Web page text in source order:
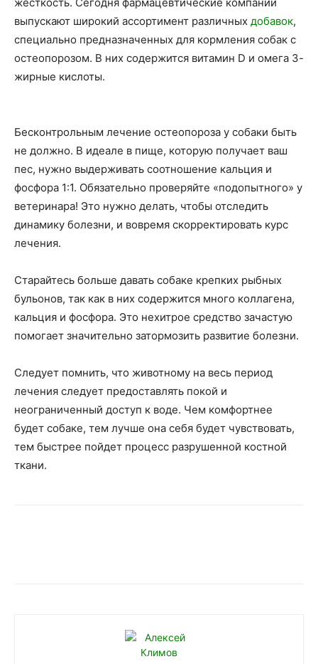
выпускают широкий ассортимент различных добавок,
специально предназначенных для кормления собак с
остеопорозом. В них содержится витамин D и омега 3-
жирные кислоты.
Бесконтрольным лечение остеопороза у собаки быть
не должно. В идеале в пище, которую получает ваш
пес, нужно выдерживать соотношение кальция и
фосфора 1:1. Обязательно проверяйте «подопытного» у
ветеринара! Это нужно делать, чтобы отследить
динамику болезни, и вовремя скорректировать курс
лечения.
Старайтесь больше давать собаке крепких рыбных
бульонов, так как в них содержится много коллагена,
кальция и фосфора. Это нехитрое средство зачастую
помогает значительно затормозить развитие болезни.
Следует помнить, что животному на весь период
лечения следует предоставлять покой и
неограниченный доступ к воде. Чем комфортнее
будет собаке, тем лучше она себя будет чувствовать,
тем быстрее пойдет процесс разрушенной костной
ткани.